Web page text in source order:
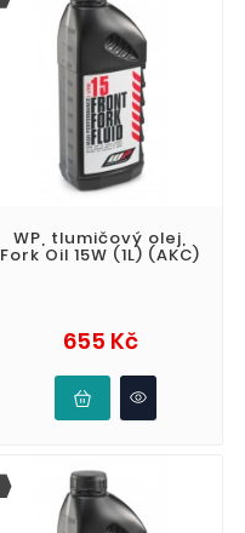
WP, tlumičový olej,
Fork Oil 15W (1L) (AKC)
655 KčCena